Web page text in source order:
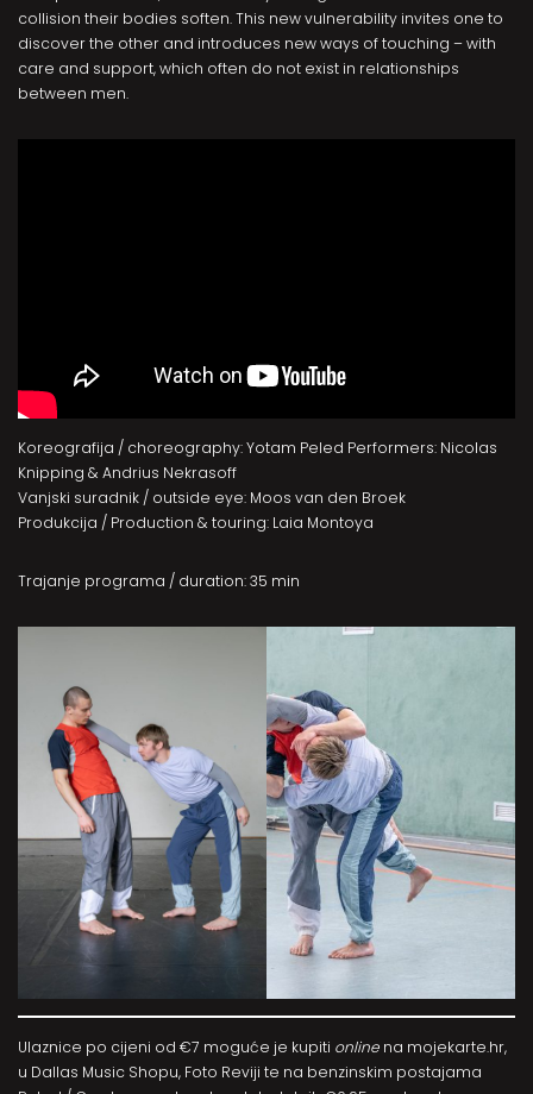
collision their bodies soften. This new vulnerability invites one to
discover the other and introduces new ways of touching – with
care and support, which often do not exist in relationships
between men.
Koreografija / choreography: Yotam Peled Performers: Nicolas
Knipping & Andrius Nekrasoff
Vanjski suradnik / outside eye: Moos van den Broek
Produkcija / Production & touring: Laia Montoya
Trajanje programa / duration: 35 min
Ulaznice po cijeni od €7 moguće je kupiti online na mojekarte.hr,
u Dallas Music Shopu, Foto Reviji te na benzinskim postajama